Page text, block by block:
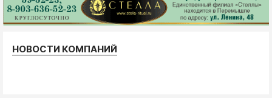
НОВОСТИ КОМПАНИЙ